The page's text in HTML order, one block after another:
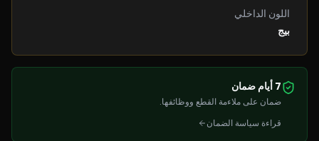
اللون الداخلي
بيج
7 أيام ضمان
ضمان على ملاءمة القطع ووظائفها.
قراءة سياسة الضمان